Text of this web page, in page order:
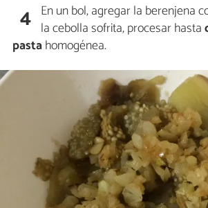
4 En un bol, agregar la berenjena
la cebolla sofrita, procesar hasta
pastahomogénea.